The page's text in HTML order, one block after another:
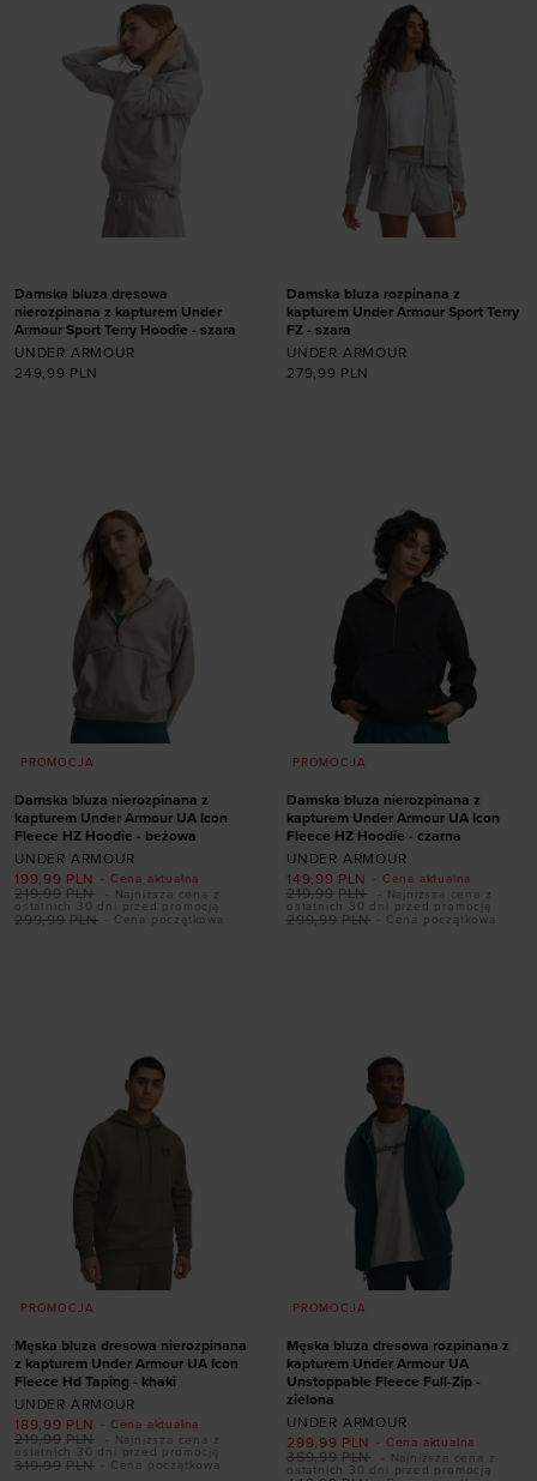
M
Damska bluza dresowa
nierozpinana z kapturem Under
Armour Sport Terry Hoodie - szara
UNDER ARMOUR
249,99 PLN
M
Damska bluza rozpinana z
kapturem Under Armour Sport Terry
FZ - szara
UNDER ARMOUR
279,99 PLN
PROMOCJA
Damska bluza nierozpinana z
kapturem Under Armour UA Icon
Fleece HZ Hoodie - beżowa
UNDER ARMOUR
- Cena aktualna
199,99 PLN
- Cena początkowa
299,99 PLN
219,99 PLN
- Najniższa cena z
ostatnich 30 dni przed promocją
PROMOCJA
Damska bluza nierozpinana z
kapturem Under Armour UA Icon
Fleece HZ Hoodie - czarna
UNDER ARMOUR
- Cena aktualna
149,99 PLN
- Cena początkowa
299,99 PLN
219,99 PLN
- Najniższa cena z
ostatnich 30 dni przed promocją
PROMOCJA
Męska bluza dresowa nierozpinana
z kapturem Under Armour UA Icon
Fleece Hd Taping - khaki
UNDER ARMOUR
- Cena aktualna
189,99 PLN
- Cena początkowa
319,99 PLN
219,99 PLN
- Najniższa cena z
ostatnich 30 dni przed promocją
PROMOCJA
Męska bluza dresowa rozpinana z
kapturem Under Armour UA
Unstoppable Fleece Full-Zip -
zielona
UNDER ARMOUR
- Cena aktualna
299,99 PLN
359,99 PLN
- Najniższa cena z
ostatnich 30 dni przed promocją